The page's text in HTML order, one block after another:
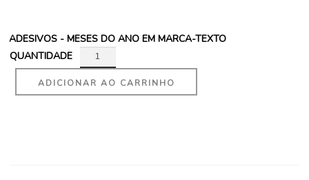
ADESIVOS - MESES DO ANO EM MARCA-TEXTO
QUANTIDADE
ADICIONAR AO CARRINHO